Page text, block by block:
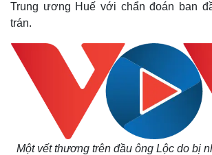
Thế giới
Quan sát
Cuộc sống đó đây
Multimedia
Video
E-
Infographic
Trung ương Huế với chẩn đoán ban
trán.
Một vết thương trên đầu ông Lộc do bị